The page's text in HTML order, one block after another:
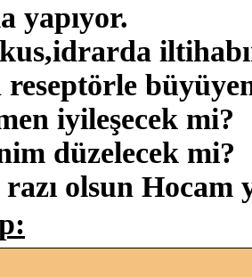
yapıyor.
reseptörle
iyileşecek mi?
düzelecek mi?
olsun Hocam